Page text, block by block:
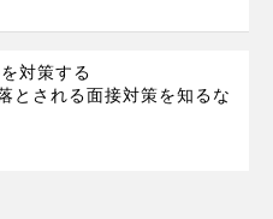
対策する
とされる面接対策を知るな